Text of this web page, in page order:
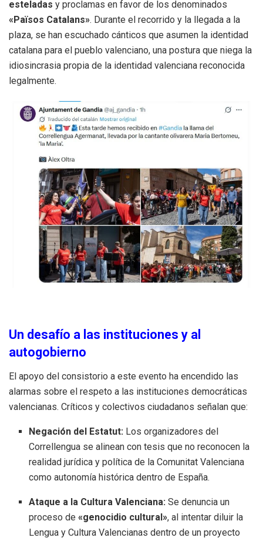
esteladas y proclamas en favor de los denominados
«Països Catalans». Durante el recorrido y la llegada a la
plaza, se han escuchado cánticos que asumen la identidad
catalana para el pueblo valenciano, una postura que niega la
idiosincrasia propia de la identidad valenciana reconocida
legalmente.
Un desafío a las instituciones y al
autogobierno
El apoyo del consistorio a este evento ha encendido las
alarmas sobre el respeto a las instituciones democráticas
valencianas. Críticos y colectivos ciudadanos señalan que:
Negación del Estatut: Los organizadores del
Correllengua se alinean con tesis que no reconocen la
realidad jurídica y política de la Comunitat Valenciana
como autonomía histórica dentro de España.
Ataque a la Cultura Valenciana: Se denuncia un
proceso de«genocidio cultural», al intentar diluir la
Lengua y Cultura Valencianas dentro de un proyecto